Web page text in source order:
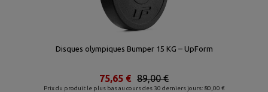
Disques olympiques Bumper 15 KG – UpForm
Prix du produit le plus bas au cours des 30 derniers jours: 80,00 €
89,00 €
75,65 €